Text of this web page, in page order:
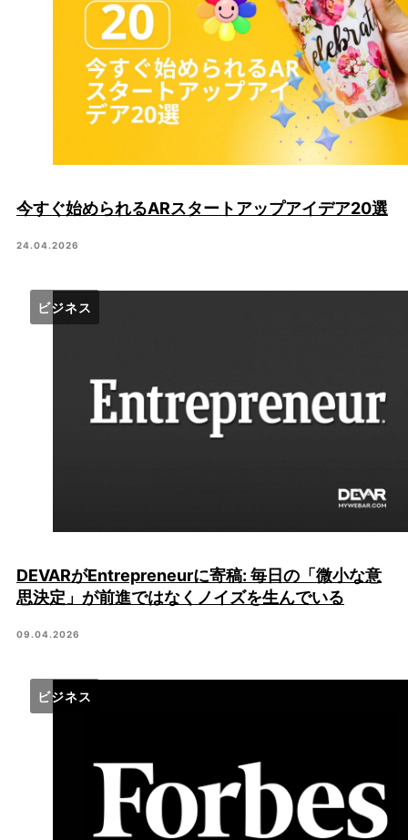
今すぐ始められるARスタートアップアイデア20選
24.04.2026
ビジネス
DEVARがEntrepreneurに寄稿: 毎日の「微小な意
思決定」が前進ではなくノイズを生んでいる
09.04.2026
ビジネス